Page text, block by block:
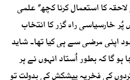
کا استعمال کرنا کچھ’’ علمی
خارسیاسی راہ گزر کا انتخاب
مرضی سے ہی کیا تھا۔ شاید
گا کہ بطور اُستاد انہوں نے ہر